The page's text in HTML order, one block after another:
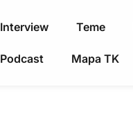
Interview Teme
Podcast Mapa TK